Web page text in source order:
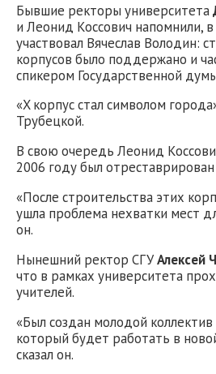
Бывшие ректоры университета
и Леонид Коссович напомнили,
участвовал Вячеслав Володин:
корпусов было поддержано и
спикером Государственной
«X корпус стал символом
Трубецкой.
В свою очередь Леонид
2006 году был
«После строительства этих
ушла проблема нехватки мест
он.
Нынешний ректор СГУАлексей
что в рамках университета
учителей.
«Был создан молодой
который будет работать в
сказал он.